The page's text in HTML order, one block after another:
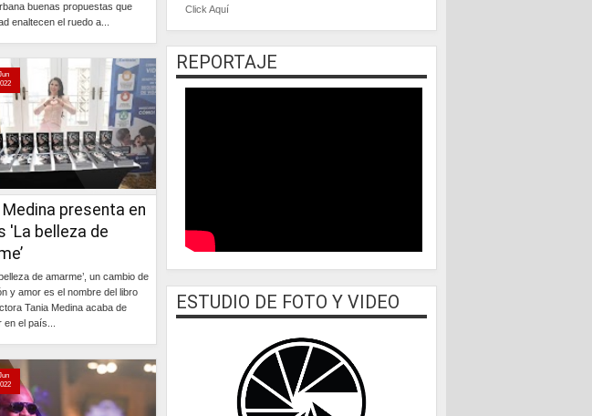
buenas propuestas que
enaltecen el ruedo a...
Medina presenta en
'La belleza de
de amarme’, un cambio de
y amor es el nombre del libro
Tania Medina acaba de
el país...
Click Aquí
REPORTAJE
ESTUDIO DE FOTO Y VIDEO